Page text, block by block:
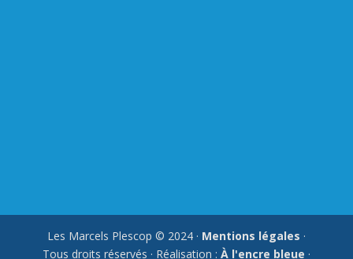
Les Marcels Plescop © 2024 · Mentions légales ·
Tous droits réservés · Réalisation : À l'encre bleue ·